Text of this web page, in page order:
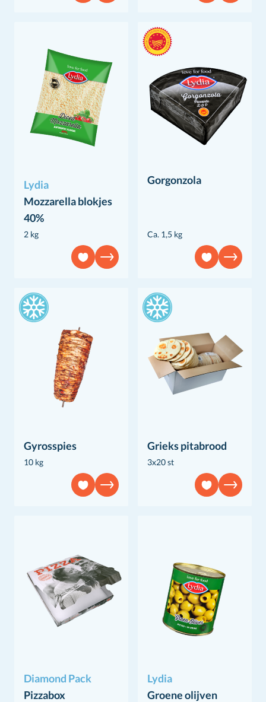
Lydia
Mozzarella blokjes
40%
2 kg
Gorgonzola
Ca. 1,5 kg
Gyrosspies
10 kg
Grieks pitabrood
3x20 st
Diamond Pack
Pizzabox
Lydia
Groene olijven